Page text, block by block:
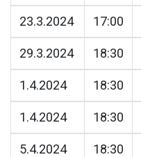
23.3.2024 17:00
29.3.2024 18:30
1.4.2024 18:30
1.4.2024 18:30
5.4.2024 18:30